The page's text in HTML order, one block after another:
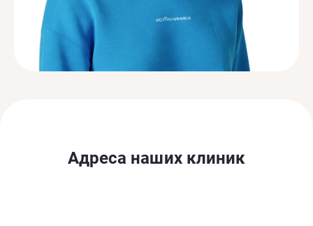
Адреса наших клиник